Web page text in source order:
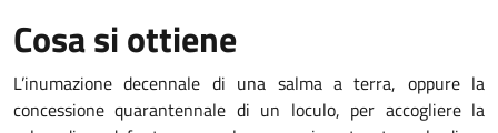
Cosa si ottiene
L’inumazione decennale di una salma a terra, oppure la
concessione quarantennale di un loculo, per accogliere la